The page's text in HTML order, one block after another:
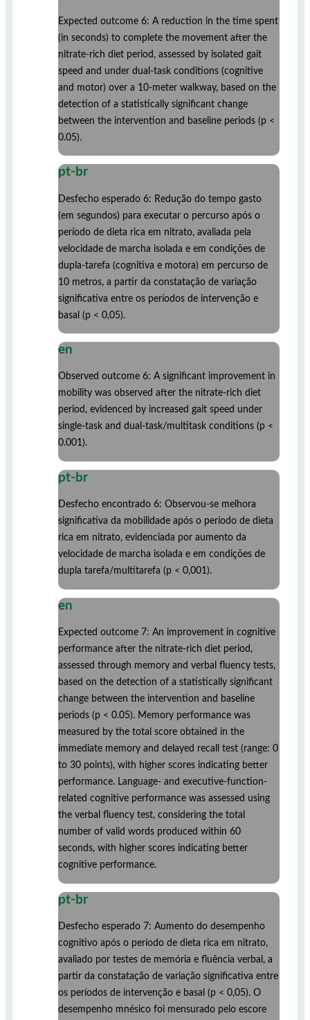
Expected outcome 6: A reduction in the time spent
(in seconds) to complete the movement after the
nitrate-rich diet period, assessed by isolated gait
speed and under dual-task conditions (cognitive
and motor) over a 10-meter walkway, based on the
detection of a statistically significant change
between the intervention and baseline periods (p <
0.05).
pt-br
Desfecho esperado 6: Redução do tempo gasto
(em segundos) para executar o percurso após o
período de dieta rica em nitrato, avaliada pela
velocidade de marcha isolada e em condições de
dupla-tarefa (cognitiva e motora) em percurso de
10 metros, a partir da constatação de variação
significativa entre os períodos de intervenção e
basal (p < 0,05).
en
Observed outcome 6: A significant improvement in
mobility was observed after the nitrate-rich diet
period, evidenced by increased gait speed under
single-task and dual-task/multitask conditions (p <
0.001).
pt-br
Desfecho encontrado 6: Observou-se melhora
significativa da mobilidade após o período de dieta
rica em nitrato, evidenciada por aumento da
velocidade de marcha isolada e em condições de
dupla tarefa/multitarefa (p < 0,001).
en
Expected outcome 7: An improvement in cognitive
performance after the nitrate-rich diet period,
assessed through memory and verbal fluency tests,
based on the detection of a statistically significant
change between the intervention and baseline
periods (p < 0.05). Memory performance was
measured by the total score obtained in the
immediate memory and delayed recall test (range: 0
to 30 points), with higher scores indicating better
performance. Language- and executive-function-
related cognitive performance was assessed using
the verbal fluency test, considering the total
number of valid words produced within 60
seconds, with higher scores indicating better
cognitive performance.
pt-br
Desfecho esperado 7: Aumento do desempenho
cognitivo após o período de dieta rica em nitrato,
avaliado por testes de memória e fluência verbal, a
partir da constatação de variação significativa entre
os períodos de intervenção e basal (p < 0,05). O
desempenho mnésico foi mensurado pelo escore